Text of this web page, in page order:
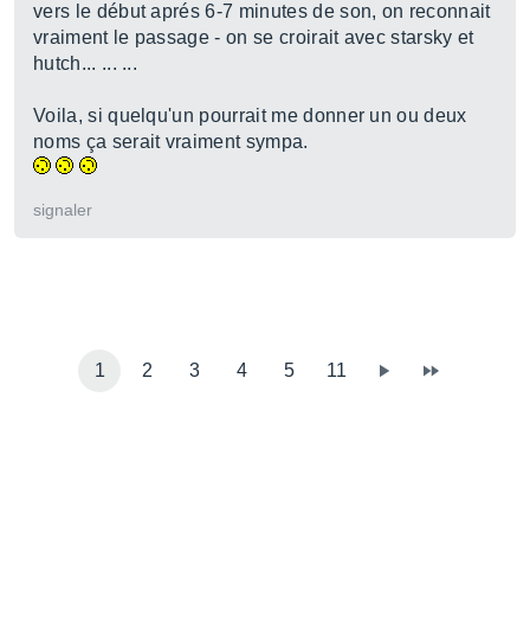
vers le début aprés 6-7 minutes de son, on reconnait
vraiment le passage - on se croirait avec starsky et
hutch... ... ...
Voila, si quelqu'un pourrait me donner un ou deux
noms ça serait vraiment sympa.
signaler
1 2 3 4 5 11